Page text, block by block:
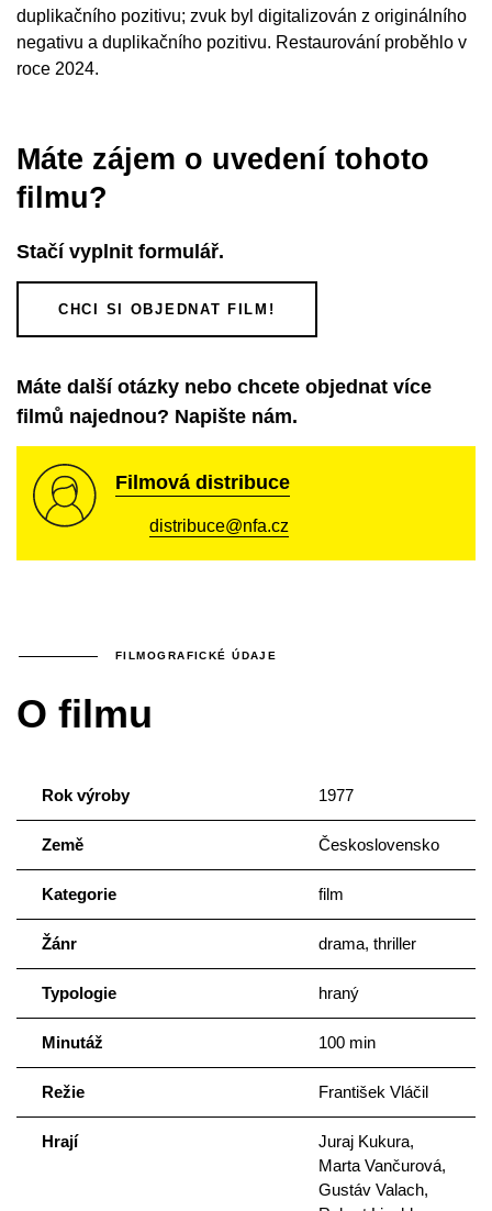
duplikačního pozitivu; zvuk byl digitalizován z originálního
negativu a duplikačního pozitivu. Restaurování proběhlo v
roce 2024.
Máte zájem o uvedení tohoto
filmu?
Stačí vyplnit formulář.
CHCI SI OBJEDNAT FILM!
Máte další otázky nebo chcete objednat více
filmů najednou? Napište nám.
Filmová distribuce
distribuce@nfa.cz
FILMOGRAFICKÉ ÚDAJE
O filmu
Rok výroby 1977
Země Československo
Kategorie film
Žánr drama, thriller
Typologie hraný
Minutáž 100 min
Režie František Vláčil
Hrají
Juraj Kukura,
Marta Vančurová,
Gustáv Valach,